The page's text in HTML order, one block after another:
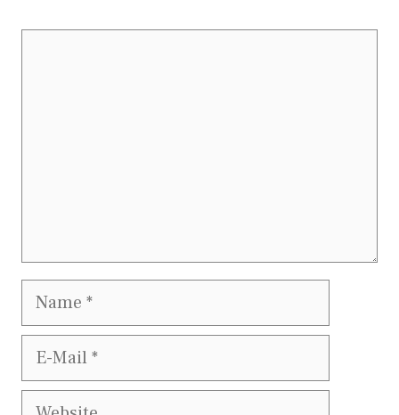
Name
E-
Website